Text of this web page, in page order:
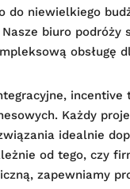
do niewielkiego
biuro
obsługę
Każdy
idealnie
od tego, czy
zapewniamy